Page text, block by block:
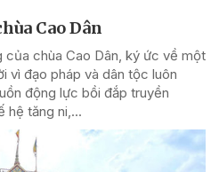
Cao Dân
của chùa Cao Dân, ký ức về một
vì đạo pháp và dân tộc luôn
động lực bồi đắp truyền
hệ tăng ni,...